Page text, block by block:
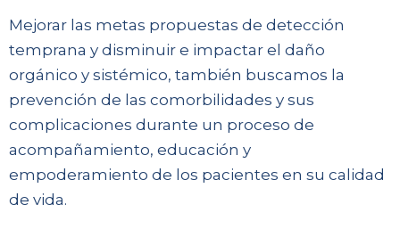
Mejorar las metas propuestas de detección
temprana y disminuir e impactar el daño
orgánico y sistémico, también buscamos la
prevención de las comorbilidades y sus
complicaciones durante un proceso de
acompañamiento, educación y
empoderamiento de los pacientes en su calidad
de vida.